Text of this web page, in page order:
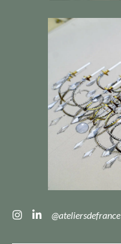
@ateliersdefrance